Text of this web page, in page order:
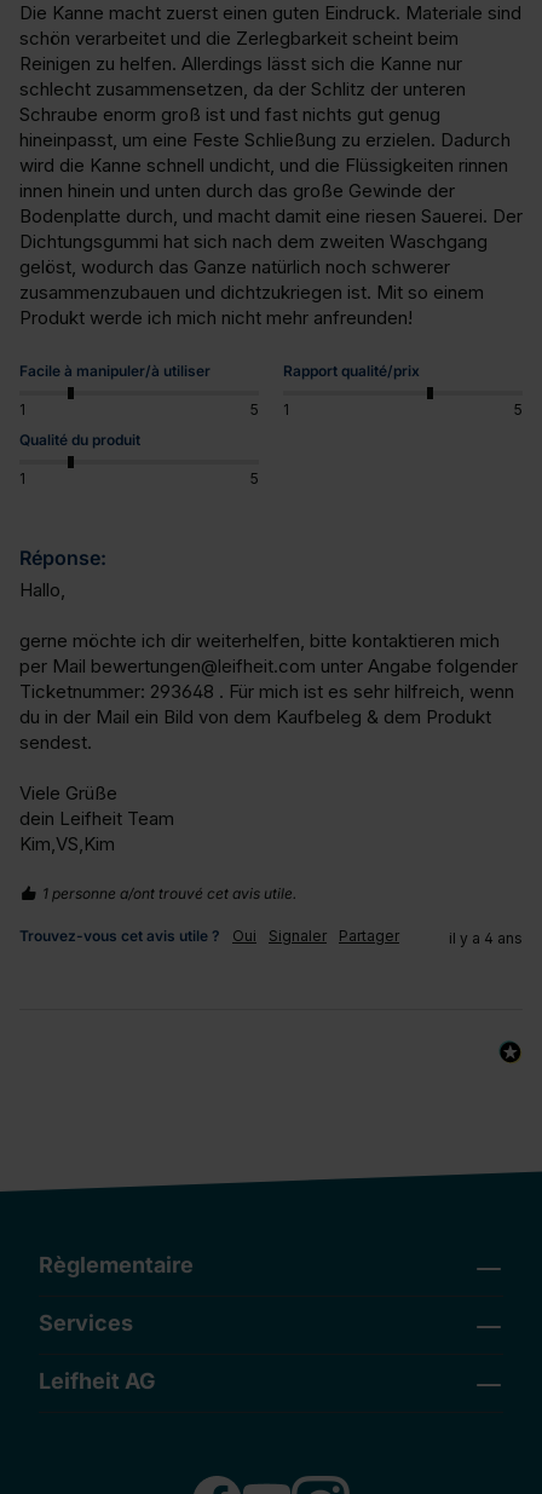
Die Kanne macht zuerst einen guten Eindruck. Materiale sind
schön verarbeitet und die Zerlegbarkeit scheint beim
Reinigen zu helfen. Allerdings lässt sich die Kanne nur
schlecht zusammensetzen, da der Schlitz der unteren
Schraube enorm groß ist und fast nichts gut genug
hineinpasst, um eine Feste Schließung zu erzielen. Dadurch
wird die Kanne schnell undicht, und die Flüssigkeiten rinnen
innen hinein und unten durch das große Gewinde der
Bodenplatte durch, und macht damit eine riesen Sauerei. Der
Dichtungsgummi hat sich nach dem zweiten Waschgang
gelöst, wodurch das Ganze natürlich noch schwerer
zusammenzubauen und dichtzukriegen ist. Mit so einem
Produkt werde ich mich nicht mehr anfreunden!
Facile à manipuler/à utiliser
1 5
Rapport qualité/prix
1
5
Qualité du produit
1 5
Réponse:
Hallo,
gerne möchte ich dir weiterhelfen, bitte kontaktieren mich
per Mail bewertungen@leifheit.com unter Angabe folgender
Ticketnummer: 293648 . Für mich ist es sehr hilfreich, wenn
du in der Mail ein Bild von dem Kaufbeleg & dem Produkt
sendest.
Viele Grüße
dein Leifheit Team
Kim,VS,Kim
1 personne a/ont trouvé cet avis utile.
Trouvez-vous cet avis utile ? Oui Signaler Partager il y a 4 ans
Règlementaire
Services
Leifheit AG